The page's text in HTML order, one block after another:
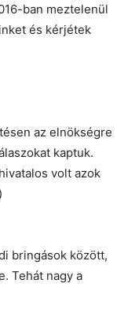
ban meztelenül
és kérjétek
az elnökségre
kaptuk.
volt azok
bringások között,
Tehát nagy a